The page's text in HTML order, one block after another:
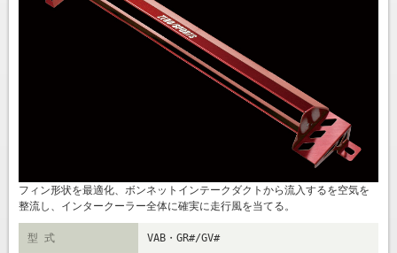
フィン形状を最適化、ボンネットインテークダクトから流入するを空気を
整流し、インタークーラー全体に確実に走行風を当てる。
型 式 VAB・GR#/GV#